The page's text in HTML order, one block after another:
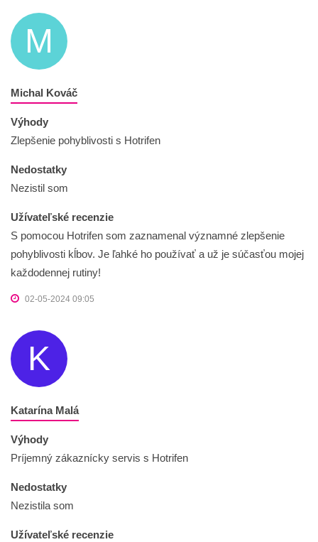
M
Michal Kováč
Výhody
Zlepšenie pohyblivosti s Hotrifen
Nedostatky
Nezistil som
Užívateľské recenzie
S pomocou Hotrifen som zaznamenal významné zlepšenie
pohyblivosti kĺbov. Je ľahké ho používať a už je súčasťou mojej
každodennej rutiny!
02-05-2024 09:05
K
Katarína Malá
Výhody
Príjemný zákaznícky servis s Hotrifen
Nedostatky
Nezistila som
Užívateľské recenzie